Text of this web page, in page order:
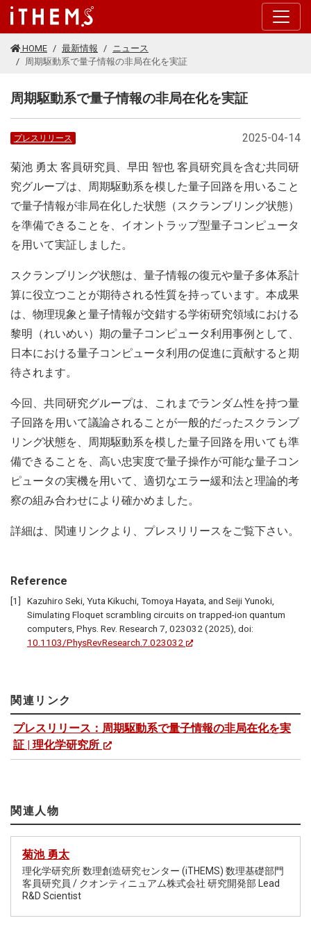
このページの本文に移動する
HOME 最新情報
ニュース
周期駆動系で量子情報の非局在化を実証
周期駆動系で量子情報の非局在化を実証
2025-04-14
プレスリリース
菊池 勇太 客員研究員、早田 智也 客員研究員を含む共同研
究グループは、周期駆動系を模した量子回路を用いること
で量子情報が非局在化した状態（スクランブリング状態）
を準備できることを、イオントラップ型量子コンピュータ
を用いて実証しました。
スクランブリング状態は、量子情報の復元や量子多体系計
算に役立つことが期待される性質を持っています。本成果
は、物理現象と量子情報が交錯する学術研究領域における
黎明（れいめい）期の量子コンピュータ利用事例として、
日本における量子コンピュータ利用の促進に貢献すると期
待されます。
今回、共同研究グループは、これまでランダム性を持つ量
子回路を用いて議論されることが一般的だったスクランブ
リング状態を、周期駆動系を模した量子回路を用いても準
備できることを、高い忠実度で量子操作が可能な量子コン
ピュータの実機を用いて、適切なエラー緩和法と理論的考
察の組み合わせにより確かめました。
詳細は、関連リンクより、プレスリリースをご覧下さい。
Reference
Kazuhiro Seki, Yuta Kikuchi, Tomoya Hayata, and Seiji Yunoki,
Simulating Floquet scrambling circuits on trapped-ion quantum
computers, Phys. Rev. Research 7, 023032 (2025), doi:
10.1103/PhysRevResearch.7.023032
関連リンク
プレスリリース：周期駆動系で量子情報の非局在化を実
証 | 理化学研究所
関連人物
菊池 勇太
理化学研究所 数理創造研究センター (iTHEMS) 数理基礎部門
客員研究員 / クオンティニュアム株式会社 研究開発部 Lead
R&D Scientist